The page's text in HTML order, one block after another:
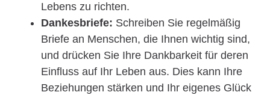
Lebens zu richten.
Dankesbriefe: Schreiben Sie regelmäßig
Briefe an Menschen, die Ihnen wichtig sind,
und drücken Sie Ihre Dankbarkeit für deren
Einfluss auf Ihr Leben aus. Dies kann Ihre
Beziehungen stärken und Ihr eigenes Glück